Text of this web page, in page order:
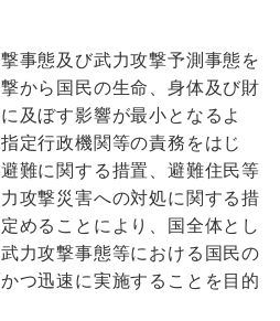
事態及び武力攻撃予測事態を
から国民の生命、身体及び財
及ぼす影響が最小となるよ
定行政機関等の責務をはじ
難に関する措置、避難住民等
攻撃災害への対処に関する措
めることにより、国全体とし
力攻撃事態等における国民の
つ迅速に実施することを目的